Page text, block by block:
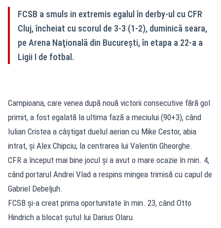
FCSB a smuls in extremis egalul în derby-ul cu CFR
Cluj, încheiat cu scorul de 3-3 (1-2), duminică seara,
pe Arena Naţională din Bucureşti, în etapa a 22-a a
Ligii I de fotbal.
Campioana, care venea după nouă victorii consecutive fără gol
primit, a fost egalată la ultima fază a meciului (90+3), când
Iulian Cristea a câştigat duelul aerian cu Mike Cestor, abia
intrat, şi Alex Chipciu, la centrarea lui Valentin Gheorghe.
CFR a început mai bine jocul şi a avut o mare ocazie în min. 4,
când portarul Andrei Vlad a respins mingea trimisă cu capul de
Gabriel Debeljuh.
FCSB şi-a creat prima oportunitate în min. 23, când Otto
Hindrich a blocat şutul lui Darius Olaru.